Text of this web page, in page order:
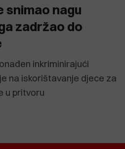
snimao nagu
zadržao do
inkriminirajući
na iskorištavanje djece za
u pritvoru